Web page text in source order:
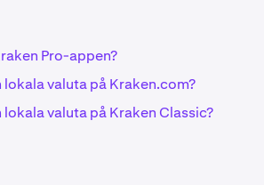
Pro-appen?
valuta på Kraken.com?
valuta på Kraken Classic?